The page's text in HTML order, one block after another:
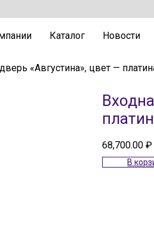
Каталог Новости
«Августина», цвет —
68,700.00 ₽
В